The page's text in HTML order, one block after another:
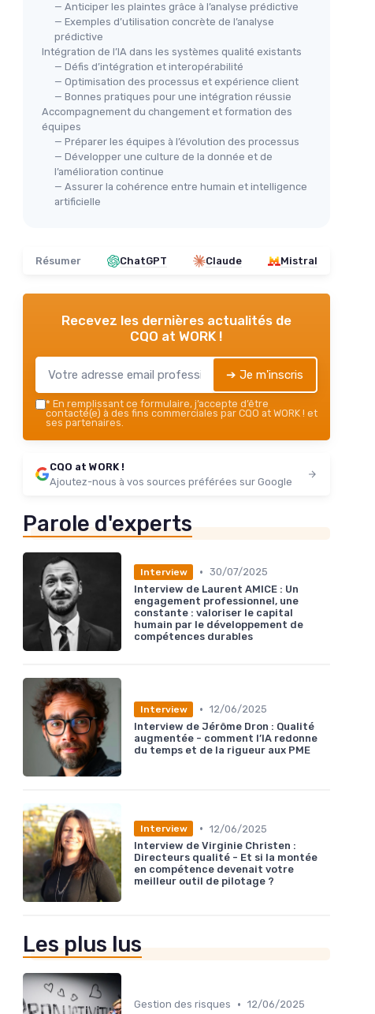
— Anticiper les plaintes grâce à l’analyse prédictive
— Exemples d’utilisation concrète de l’analyse
prédictive
Intégration de l’IA dans les systèmes qualité existants
— Défis d’intégration et interopérabilité
— Optimisation des processus et expérience client
— Bonnes pratiques pour une intégration réussie
Accompagnement du changement et formation des
équipes
— Préparer les équipes à l’évolution des processus
— Développer une culture de la donnée et de
l’amélioration continue
— Assurer la cohérence entre humain et intelligence
artificielle
Résumer ChatGPT Claude Mistral
Recevez les dernières actualités de
CQO at WORK !
➔ Je m'inscris
* En remplissant ce formulaire, j’accepte d’être
contacté(e) à des fins commerciales par CQO at WORK ! et
ses partenaires.
CQO at WORK !
Ajoutez-nous à vos sources préférées sur Google
Parole d'experts
Interview • 30/07/2025
Interview de Laurent AMICE : Un
engagement professionnel, une
constante : valoriser le capital
humain par le développement de
compétences durables
Interview • 12/06/2025
Interview de Jérôme Dron : Qualité
augmentée - comment l’IA redonne
du temps et de la rigueur aux PME
Interview • 12/06/2025
Interview de Virginie Christen :
Directeurs qualité - Et si la montée
en compétence devenait votre
meilleur outil de pilotage ?
Les plus lus
Gestion des risques • 12/06/2025